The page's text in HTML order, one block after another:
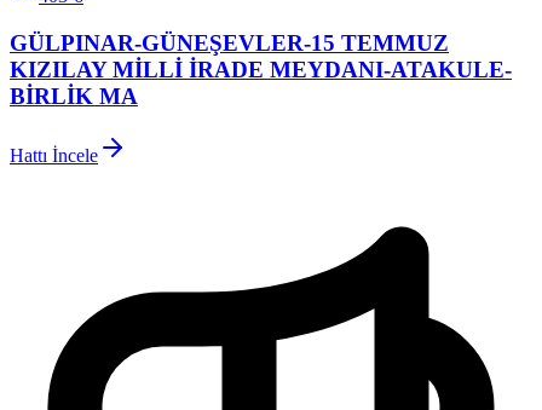
GÜLPINAR-GÜNEŞEVLER-15 TEMMUZ
KIZILAY MİLLİ İRADE MEYDANI-ATAKULE-
BİRLİK MA
Hattı İncele